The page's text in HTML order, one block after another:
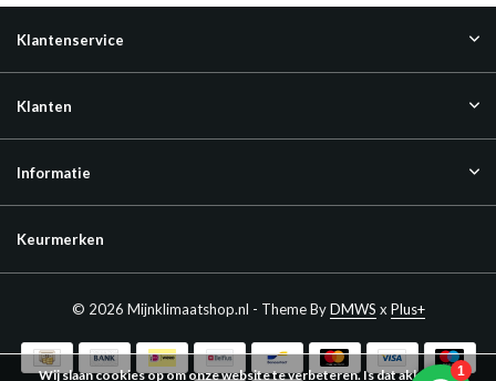
Klantenservice
Klanten
Informatie
Keurmerken
© 2026 Mijnklimaatshop.nl - Theme ByDMWS x Plus+
Wij slaan cookies op om onze website te verbeteren. Is dat akkoord?